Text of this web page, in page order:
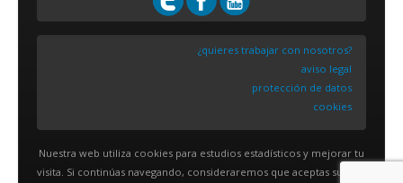
¿quieres trabajar con nosotros?
aviso legal
protección de datos
cookies
Nuestra web utiliza cookies para estudios estadísticos y mejorar tu
visita. Si continúas navegando, consideraremos que aceptas su uso.